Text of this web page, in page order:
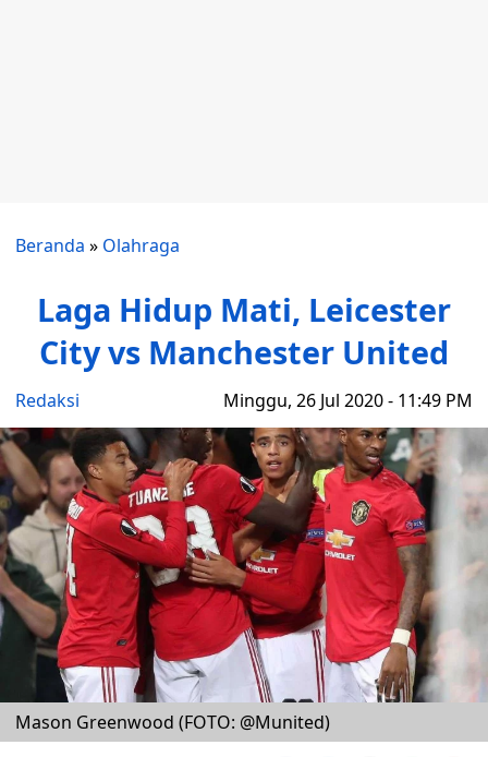
Beranda » Olahraga
Laga Hidup Mati, Leicester
City vs Manchester United
Redaksi Minggu, 26 Jul 2020 - 11:49 PM
Mason Greenwood (FOTO: @Munited)